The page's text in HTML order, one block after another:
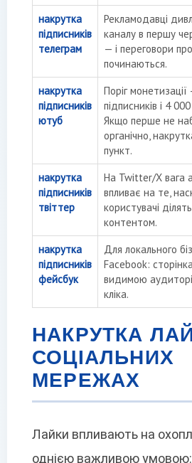
накрутка
підписників
телеграм
Рекламодавці
каналу в першу
— і переговори
починаються.
накрутка
підписників
ютуб
Поріг
підписників і 4
Якщо перше не
органічно,
пункт.
накрутка
підписників
твіттер
На Twitter/X вага
впливає на те,
користувачі
контентом.
накрутка
підписників
фейсбук
Для локального
Facebook:
видимою
кліка.
НАКРУТКА
СОЦІАЛЬНИХ
МЕРЕЖАХ
Лайки впливають на
однією важливою